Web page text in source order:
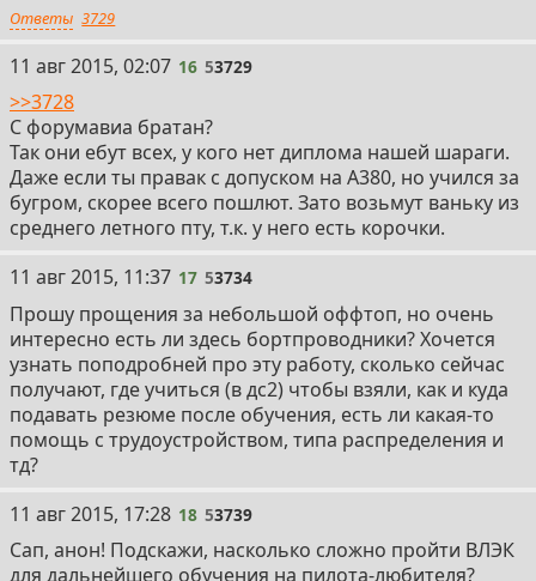
Ответы 3729
11 авг 2015, 02:07 16 53729
>>3728
С форумавиа братан?
Так они ебут всех, у кого нет диплома нашей шараги.
Даже если ты правак с допуском на А380, но учился за
бугром, скорее всего пошлют. Зато возьмут ваньку из
среднего летного пту, т.к. у него есть корочки.
11 авг 2015, 11:37 17 53734
Прошу прощения за небольшой оффтоп, но очень
интересно есть ли здесь бортпроводники? Хочется
узнать поподробней про эту работу, сколько сейчас
получают, где учиться (в дс2) чтобы взяли, как и куда
подавать резюме после обучения, есть ли какая-то
помощь с трудоустройством, типа распределения и
тд?
11 авг 2015, 17:28 18 53739
Сап, анон! Подскажи, насколько сложно пройти ВЛЭК
для дальнейшего обучения на пилота-любителя?